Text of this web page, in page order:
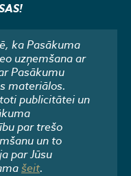
ka Pasākuma
uzņemšana ar
Pasākumu
materiālos.
publicitātei un
par trešo
un to
par Jūsu
šeit.